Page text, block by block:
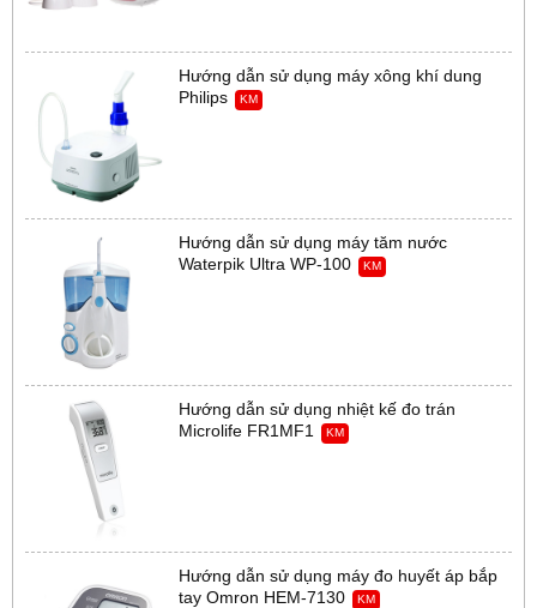
Hướng dẫn sử dụng máy xông khí dung
Philips
KM
Hướng dẫn sử dụng máy tăm nước
Waterpik Ultra WP-100
KM
Hướng dẫn sử dụng nhiệt kế đo trán
Microlife FR1MF1
KM
Hướng dẫn sử dụng máy đo huyết áp bắp
tay Omron HEM-7130
KM